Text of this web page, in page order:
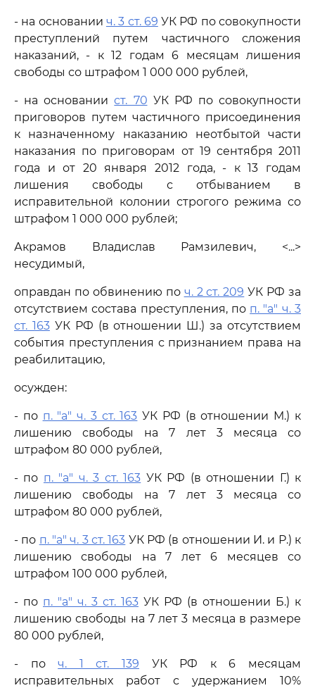
- на основании ч. 3 ст. 69 УК РФ по совокупности
преступлений путем частичного сложения
наказаний, - к 12 годам 6 месяцам лишения
свободы со штрафом 1 000 000 рублей,
- на основаниист. 70 УК РФ по совокупности
приговоров путем частичного присоединения
к назначенному наказанию неотбытой части
наказания по приговорам от 19 сентября 2011
года и от 20 января 2012 года, - к 13 годам
лишения свободы с отбыванием в
исправительной колонии строгого режима со
штрафом 1 000 000 рублей;
Акрамов Владислав Рамзилевич, <...>
несудимый,
оправдан по обвинению по ч. 2 ст. 209 УК РФ за
отсутствием состава преступления, по п. "а" ч. 3
ст. 163УК РФ (в отношении Ш.) за отсутствием
события преступления с признанием права на
реабилитацию,
осужден:
- по п. "а" ч. 3 ст. 163 УК РФ (в отношении М.) к
лишению свободы на 7 лет 3 месяца со
штрафом 80 000 рублей,
- по п. "а" ч. 3 ст. 163 УК РФ (в отношении Г.) к
лишению свободы на 7 лет 3 месяца со
штрафом 80 000 рублей,
- по п. "а" ч. 3 ст. 163 УК РФ (в отношении И. и Р.) к
лишению свободы на 7 лет 6 месяцев со
штрафом 100 000 рублей,
- по п. "а" ч. 3 ст. 163 УК РФ (в отношении Б.) к
лишению свободы на 7 лет 3 месяца в размере
80 000 рублей,
- поч. 1 ст. 139 УК РФ к 6 месяцам
исправительных работ с удержанием 10%